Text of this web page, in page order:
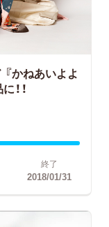
『かねあいよよ
！！
終了
2018/01/31